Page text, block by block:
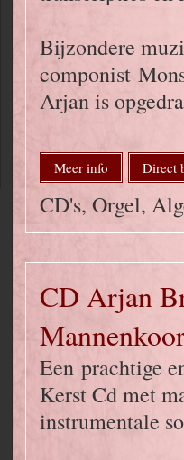
Bijzondere
componist
Arjan is
Meer info Direct
CD's, Orgel,
CD Arjan
Een prachtige
Kerst Cd met
instrumentale